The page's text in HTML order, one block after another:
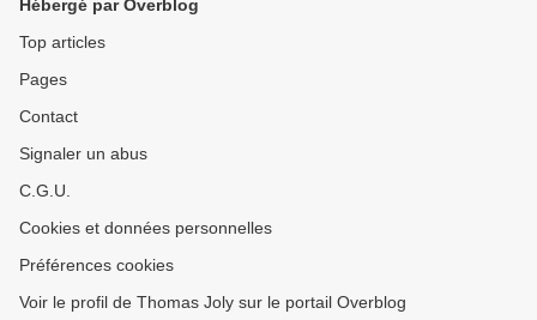
Hébergé par Overblog
Top articles
Pages
Contact
Signaler un abus
C.G.U.
Cookies et données personnelles
Préférences cookies
Voir le profil de Thomas Joly sur le portail Overblog